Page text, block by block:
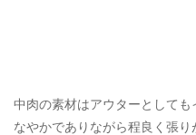
中肉の素材はアウターとして
なやかでありながら程良く張